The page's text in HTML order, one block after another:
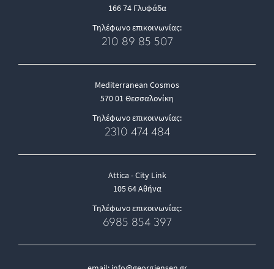
166 74 Γλυφάδα
Τηλέφωνο επικοινωνίας:
210 89 85 507
Mediterranean Cosmos
570 01 Θεσσαλονίκη
Τηλέφωνο επικοινωνίας:
2310 474 484
Attica - City Link
105 64 Αθήνα
Τηλέφωνο επικοινωνίας:
6985 854 397